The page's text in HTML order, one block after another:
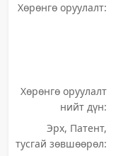
Хөрөнгө оруулалт:
Хөрөнгө оруулалт
нийт дүн:
Эрх, Патент,
тусгай зөвшөөрөл: